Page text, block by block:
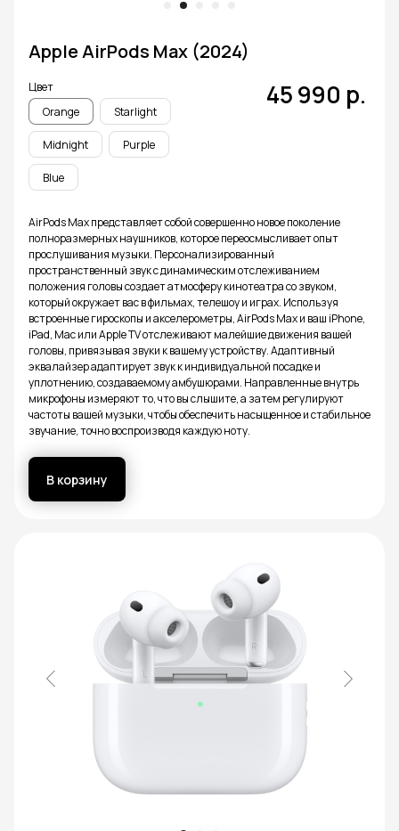
Apple AirPods Max (2024)
45 990 р.
Цвет
Orange
Starlight
Midnight Purple
Blue
AirPods Max представляет собой совершенно новое поколение
полноразмерных наушников, которое переосмысливает опыт
прослушивания музыки. Персонализированный
пространственный звук с динамическим отслеживанием
положения головы создает атмосферу кинотеатра со звуком,
который окружает вас в фильмах, телешоу и играх. Используя
встроенные гироскопы и акселерометры, AirPods Max и ваш iPhone,
iPad, Mac или Apple TV отслеживают малейшие движения вашей
головы, привязывая звуки к вашему устройству. Адаптивный
эквалайзер адаптирует звук к индивидуальной посадке и
уплотнению, создаваемому амбушюрами. Направленные внутрь
микрофоны измеряют то, что вы слышите, а затем регулируют
частоты вашей музыки, чтобы обеспечить насыщенное и стабильное
звучание, точно воспроизводя каждую ноту.
В корзину